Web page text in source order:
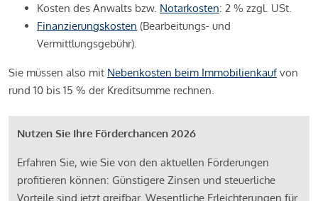
Kosten des Anwalts bzw. Notarkosten: 2 % zzgl. USt.
Finanzierungskosten (Bearbeitungs- und
Vermittlungsgebühr).
Sie müssen also mit Nebenkosten beim Immobilienkaufvon
rund 10 bis 15 % der Kreditsumme rechnen.
Nutzen Sie Ihre Förderchancen 2026
Erfahren Sie, wie Sie von den aktuellen Förderungen
profitieren können: Günstigere Zinsen und steuerliche
Vorteile sind jetzt greifbar. Wesentliche Erleichterungen für